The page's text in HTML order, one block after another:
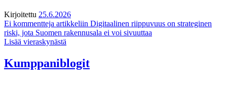
Kirjoitettu 25.6.2026
Ei kommentteja artikkeliin Digitaalinen riippuvuus on strateginen
riski, jota Suomen rakennusala ei voi sivuuttaa
Lisää vieraskynästä
Kumppaniblogit